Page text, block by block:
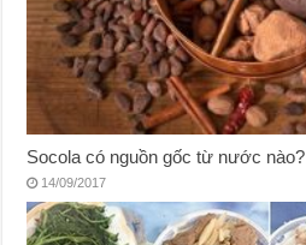
Socola có nguồn gốc từ nước nào?
14/09/2017